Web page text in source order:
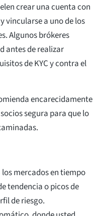
crear una cuenta con
vincularse a uno de los
Algunos brókeres
antes de realizar
de KYC y contra el
encarecidamente
segura para que lo
mercados en tiempo
tendencia o picos de
de riesgo.